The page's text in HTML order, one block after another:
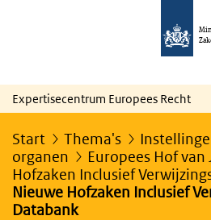
Expertisecentrum Europees Recht
Start Thema's
organen
Europees Hof van
Hofzaken Inclusief
Nieuwe Hofzaken Inclusief
Databank